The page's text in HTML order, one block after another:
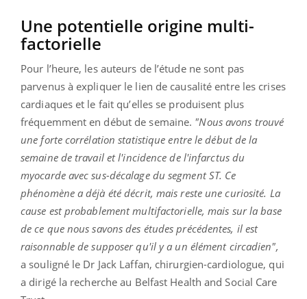
Une potentielle origine multi-
factorielle
Pour l’heure, les auteurs de l’étude ne sont pas
parvenus à expliquer le lien de causalité entre les crises
cardiaques et le fait qu’elles se produisent plus
fréquemment en début de semaine. "Nous avons trouvé
une forte corrélation statistique entre le début de la
semaine de travail et l'incidence de l'infarctus du
myocarde avec sus-décalage du segment ST. Ce
phénomène a déjà été décrit, mais reste une curiosité. La
cause est probablement multifactorielle, mais sur la base
de ce que nous savons des études précédentes, il est
raisonnable de supposer qu'il y a un élément circadien",
a souligné le Dr Jack Laffan, chirurgien-cardiologue, qui
a dirigé la recherche au Belfast Health and Social Care